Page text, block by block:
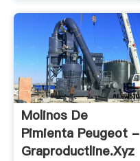
Molinos De
Pimienta Peugeot -
Graproductline.xyz